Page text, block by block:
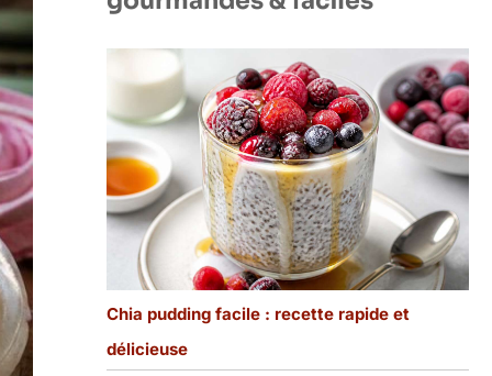
Chia pudding facile : recette rapide et
délicieuse